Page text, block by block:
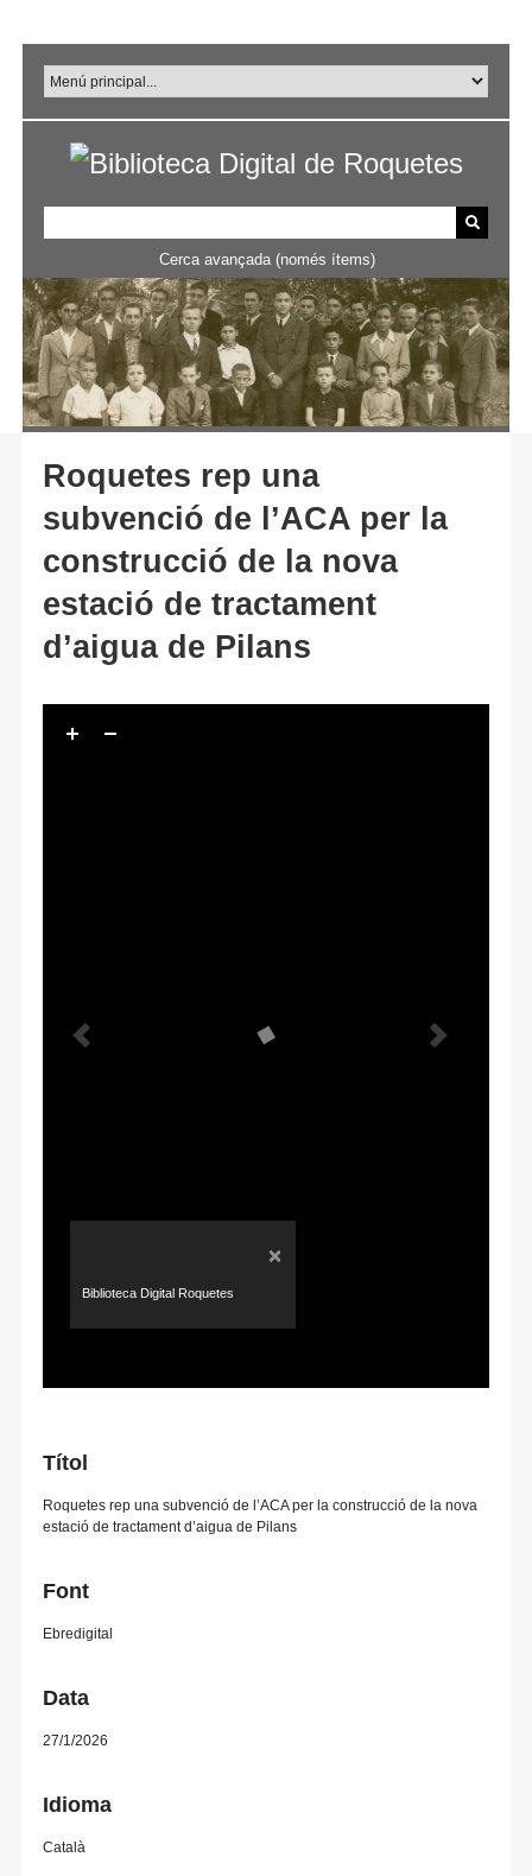
principal
Cerca avançada (només ítems)
Roquetes rep una
subvenció de l’ACA per la
construcció de la nova
estació de tractament
d’aigua de Pilans
×
Biblioteca Digital Roquetes
Títol
Roquetes rep una subvenció de l’ACA per la construcció de la nova
estació de tractament d’aigua de Pilans
Font
Ebredigital
Data
27/1/2026
Idioma
Català